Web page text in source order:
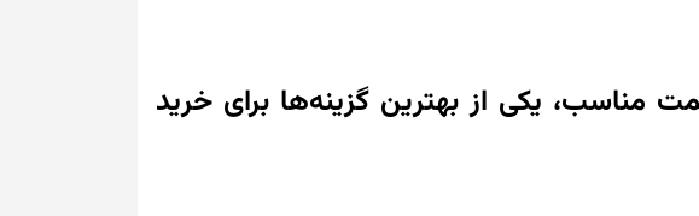
مناسب، یکی از بهترین گزینه‌ها برای خرید